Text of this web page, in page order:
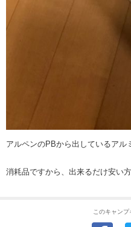
アルペンのPBから出しているアル
消耗品ですから、出来るだけ安い
このキャン